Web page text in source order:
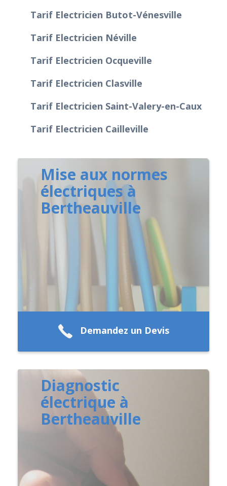
Tarif Electricien Butot-Vénesville
Tarif Electricien Néville
Tarif Electricien Ocqueville
Tarif Electricien Clasville
Tarif Electricien Saint-Valery-en-Caux
Tarif Electricien Cailleville
Mise aux normes
électriques à
Bertheauville
Demandez un Devis
Diagnostic
électrique à
Bertheauville